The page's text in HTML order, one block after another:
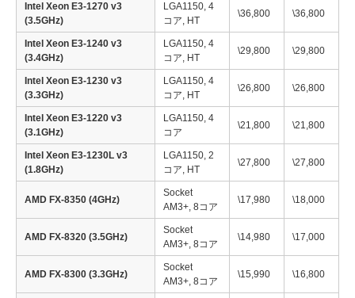
Intel Xeon E3-1270 v3
(3.5GHz)
LGA1150, 4
コア, HT
\36,800 \36,800
Intel Xeon E3-1240 v3
(3.4GHz)
LGA1150, 4
コア, HT
\29,800 \29,800
Intel Xeon E3-1230 v3
(3.3GHz)
LGA1150, 4
コア, HT
\26,800 \26,800
Intel Xeon E3-1220 v3
(3.1GHz)
LGA1150, 4
コア
\21,800 \21,800
Intel Xeon E3-1230L v3
(1.8GHz)
LGA1150, 2
コア, HT
\27,800 \27,800
AMD FX-8350 (4GHz)
Socket
AM3+, 8コア
\17,980 \18,000
AMD FX-8320 (3.5GHz)
Socket
AM3+, 8コア
\14,980 \17,000
AMD FX-8300 (3.3GHz)
Socket
AM3+, 8コア
\15,990 \16,800